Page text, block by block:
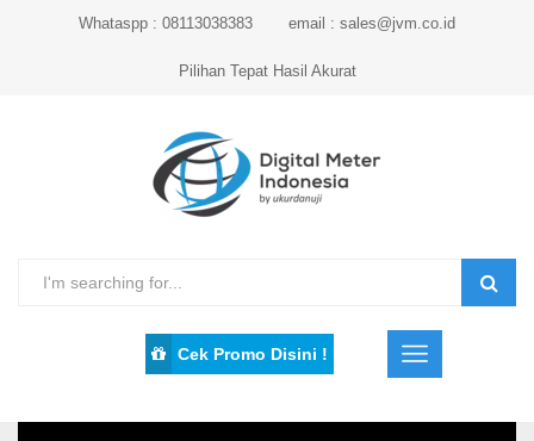
Whataspp : 08113038383 email : sales@jvm.co.id
Pilihan Tepat Hasil Akurat
Cek Promo Disini !